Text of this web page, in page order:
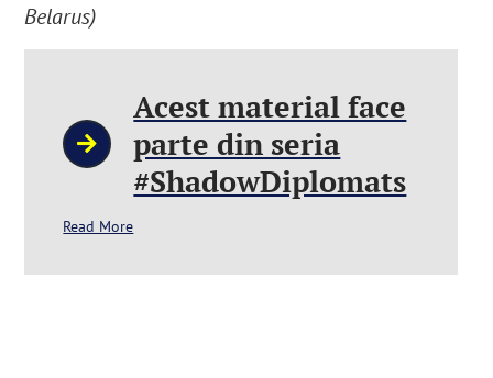
Belarus)
Acest material face
parte din seria
#ShadowDiplomats
Read More